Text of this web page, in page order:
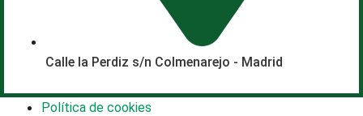
Calle la Perdiz s/n Colmenarejo - Madrid
Política de cookies